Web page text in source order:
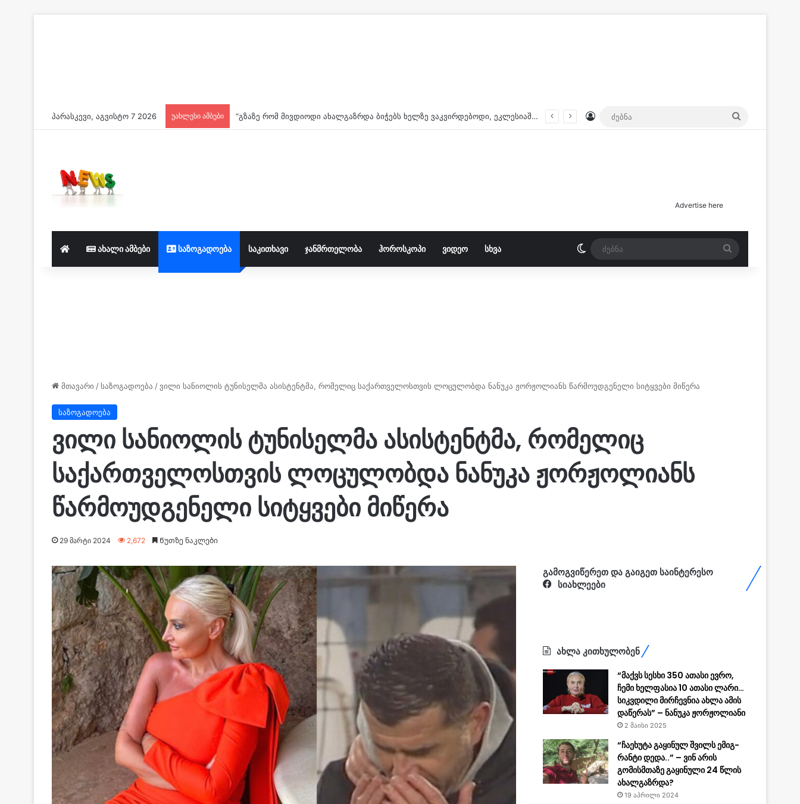
პარასკევი, აგვისტო 7 2026 უახლესი ამბები “გზაზე რომ მივდიოდი ახალგაზრდა ბიჭებს ხელზე ვაკვირდებოდი, ეკლესიაში თუ შევიდოდი ბერებს ვაცქერდებოდი” – რას ამბობს 12 წლის წინ გაუჩინარებული 17 წლის ბიჭის დედა? Log In
Advertise here
ახალი ამბები საზოგადოება საკითხავი ჯანმრთელობა ჰოროსკოპი ვიდეო სხვა Switch skin
მთავარი /საზოგადოება / ვილი სანიოლის ტუნისელმა ასისტენტმა, რომელიც საქართველოსთვის ლოცულობდა ნანუკა ჟორჟოლიანს წარმოუდგენელი სიტყვები მიწერა
საზოგადოება
ვილი სანიოლის ტუნისელმა ასისტენტმა, რომელიც
საქართველოსთვის ლოცულობდა ნანუკა ჟორჟოლიანს
წარმოუდგენელი სიტყვები მიწერა
29 მარტი 2024 2,672 Წუთზე ნაკლები
გამოგვიწერეთ და გაიგეთ საინტერესო
სიახლეები
ახლა კითხულობენ
“მაქვს სესხი 350 ათასი ევრო,
ჩემი ხელფასია 10 ათასი ლარი…
სიკვდილი მირჩევნია ახლა ამის
დაწერას” – ნანუკა ჟორჟოლიანი
2 მაისი 2025
“ჩა­ე­ხუ­ტა გა­ყი­ნულ შვილს ემიგ­
რან­ტი დედა..” – ვინ არის
გომისმთაზე გაყინული 24 წლის
ახალგაზრდა?
19 აპრილი 2024